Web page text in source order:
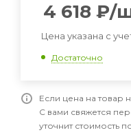
4 618 ₽/
Цена указана с
Достаточно
Если цена на товар
С вами свяжется
уточнит стоимость